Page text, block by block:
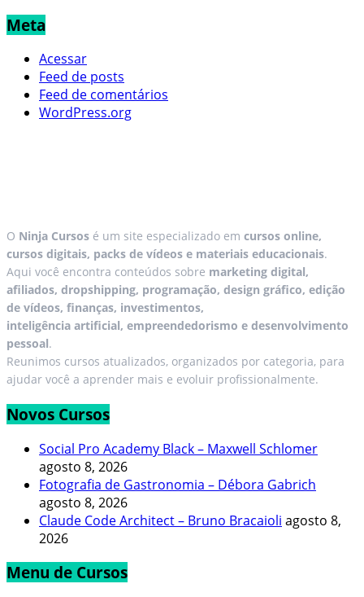
Meta
Acessar
Feed de posts
Feed de comentários
WordPress.org
O Ninja Cursos é um site especializado em cursos online,
cursos digitais, packs de vídeos e materiais educacionais.
Aqui você encontra conteúdos sobre marketing digital,
afiliados, dropshipping, programação, design gráfico, edição
de vídeos, finanças, investimentos,
inteligência artificial, empreendedorismo e desenvolvimento
pessoal.
Reunimos cursos atualizados, organizados por categoria, para
ajudar você a aprender mais e evoluir profissionalmente.
Novos Cursos
Social Pro Academy Black – Maxwell Schlomer
agosto 8, 2026
Fotografia de Gastronomia – Débora Gabrich
agosto 8, 2026
Claude Code Architect – Bruno Bracaioli agosto 8,
2026
Menu de Cursos